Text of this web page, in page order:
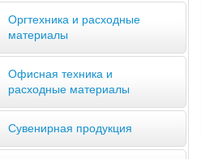
Оргтехника и расходные
материалы
Офисная техника и
расходные материалы
Сувенирная продукция